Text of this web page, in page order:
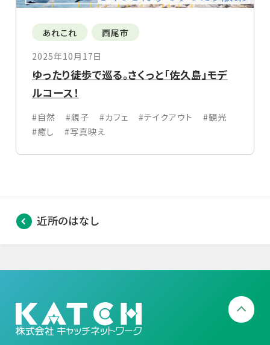
あれこれ
西尾市
2025年10月17日
ゆったり徒歩で巡る。さくっと「佐久島」モデ
ルコース！
#自然 #親子 #カフェ #テイクアウト
#観光
#癒し
#写真映え
近所のはなし